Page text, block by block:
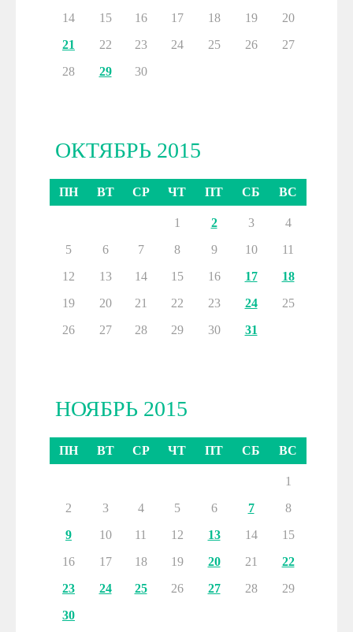
14
15 16 17 18 19
20
21
22 23 24 25 26
27
28
29 30
ОКТЯБРЬ 2015
ПН ВТ СР ЧТ ПТ СБ ВС
1 2 3
4
5
6 7 8 9 10
11
12
13 14 15 16 17
18
19
20 21 22 23 24
25
26
27 28 29 30 31
НОЯБРЬ 2015
ПН ВТ СР ЧТ ПТ СБ ВС
1
2
3 4 5 6 7
8
9
10 11 12 13 14
15
16
17 18 19 20 21
22
23
24 25 26 27 28
29
30